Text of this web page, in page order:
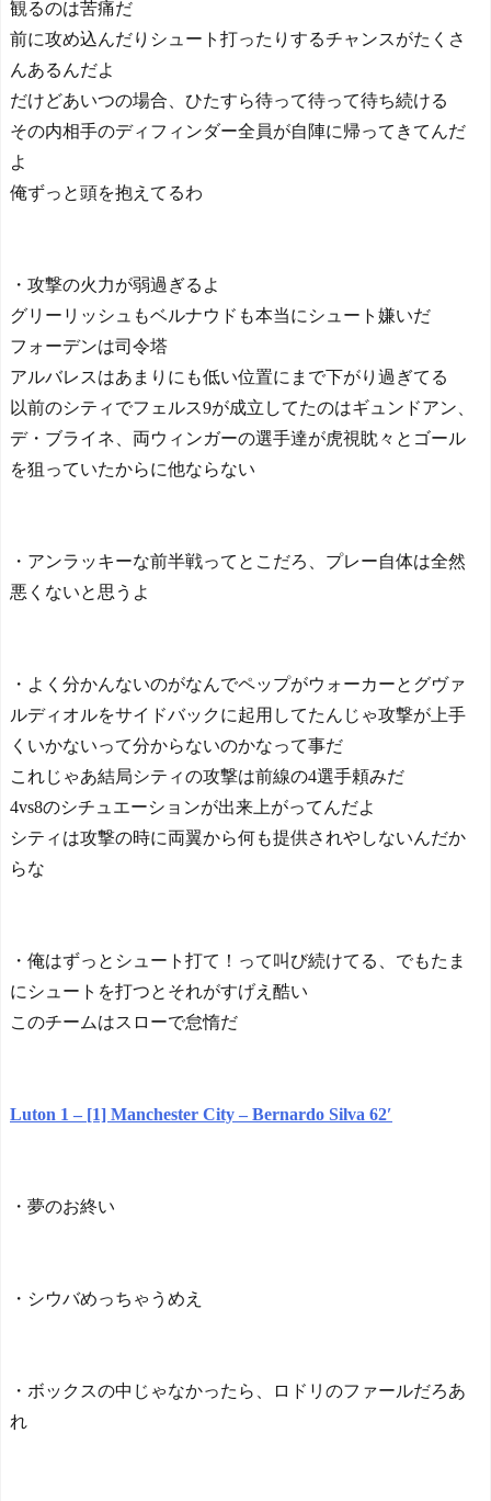
観るのは苦痛だ
前に攻め込んだりシュート打ったりするチャンスがたくさ
んあるんだよ
だけどあいつの場合、ひたすら待って待って待ち続ける
その内相手のディフィンダー全員が自陣に帰ってきてんだ
よ
俺ずっと頭を抱えてるわ
・攻撃の火力が弱過ぎるよ
グリーリッシュもベルナウドも本当にシュート嫌いだ
フォーデンは司令塔
アルバレスはあまりにも低い位置にまで下がり過ぎてる
以前のシティでフェルス9が成立してたのはギュンドアン、
デ・ブライネ、両ウィンガーの選手達が虎視眈々とゴール
を狙っていたからに他ならない
・アンラッキーな前半戦ってとこだろ、プレー自体は全然
悪くないと思うよ
・よく分かんないのがなんでペップがウォーカーとグヴァ
ルディオルをサイドバックに起用してたんじゃ攻撃が上手
くいかないって分からないのかなって事だ
これじゃあ結局シティの攻撃は前線の4選手頼みだ
4vs8のシチュエーションが出来上がってんだよ
シティは攻撃の時に両翼から何も提供されやしないんだか
らな
・俺はずっとシュート打て！って叫び続けてる、でもたま
にシュートを打つとそれがすげえ酷い
このチームはスローで怠惰だ
Luton 1 – [1] Manchester City – Bernardo Silva 62′
・夢のお終い
・シウバめっちゃうめえ
・ボックスの中じゃなかったら、ロドリのファールだろあ
れ